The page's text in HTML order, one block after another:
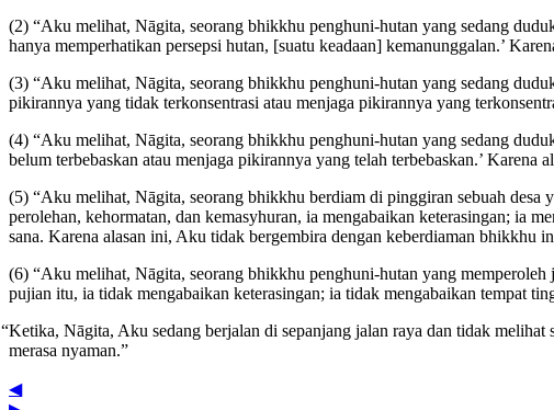
(2) “Aku melihat, Nāgita, seorang bhikkhu penghuni-hutan yang sedang
hanya memperhatikan persepsi hutan, [suatu keadaan] kemanunggalan.’
(3) “Aku melihat, Nāgita, seorang bhikkhu penghuni-hutan yang sedang
pikirannya yang tidak terkonsentrasi atau menjaga pikirannya yang
(4) “Aku melihat, Nāgita, seorang bhikkhu penghuni-hutan yang sedang
belum terbebaskan atau menjaga pikirannya yang telah terbebaskan.’
(5) “Aku melihat, Nāgita, seorang bhikkhu berdiam di pinggiran sebuah desa
perolehan, kehormatan, dan kemasyhuran, ia mengabaikan keterasingan; ia
sana. Karena alasan ini, Aku tidak bergembira dengan keberdiaman bhikkhu
(6) “Aku melihat, Nāgita, seorang bhikkhu penghuni-hutan yang memperoleh
pujian itu, ia tidak mengabaikan keterasingan; ia tidak mengabaikan tempat
“Ketika, Nāgita, Aku sedang berjalan di sepanjang jalan raya dan tidak
merasa nyaman.”
◀